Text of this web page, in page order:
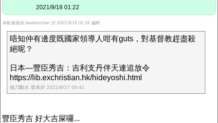
2021/9/18 01:22
本帖最後由 beebeechan 於 2021/9/18 01:24 編輯
唔知仲有邊度既國家領導人咁有guts，對基督教趕盡殺
絕呢？
日本—豐臣秀吉：吉利支丹伴天連追放令
https://lib.exchristian.hk/hideyoshi.html
抽刀斷水 發表於 2021/9/17 00:41
豐臣秀吉 好大吉屎囉...